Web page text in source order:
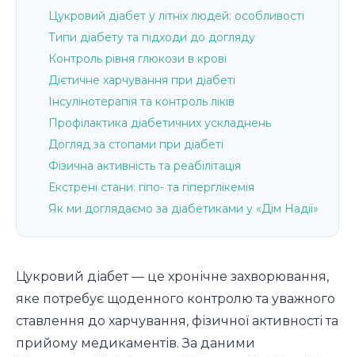
Цукровий діабет у літніх людей: особливості
Типи діабету та підходи до догляду
Контроль рівня глюкози в крові
Дієтичне харчування при діабеті
Інсулінотерапія та контроль ліків
Профілактика діабетичних ускладнень
Догляд за стопами при діабеті
Фізична активність та реабілітація
Екстрені стани: гіпо- та гіперглікемія
Як ми доглядаємо за діабетиками у «Дім Надії»
Цукровий діабет — це хронічне захворювання,
яке потребує щоденного контролю та уважного
ставлення до харчування, фізичної активності та
прийому медикаментів. За даними